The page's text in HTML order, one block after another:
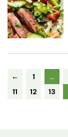
← 1 …
11
12 13